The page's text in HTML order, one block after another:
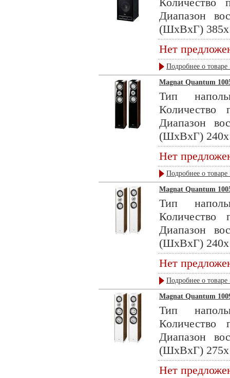
Диапазон
(ШхВхГ)
Нет
Подробнее о товаре
Magnat Quantum
Тип
Диапазон
(ШхВхГ)
Нет
Подробнее о товаре
Magnat Quantum
Тип
Диапазон
(ШхВхГ)
Нет
Подробнее о товаре
Magnat Quantum
Тип
Диапазон
(ШхВхГ)
Нет